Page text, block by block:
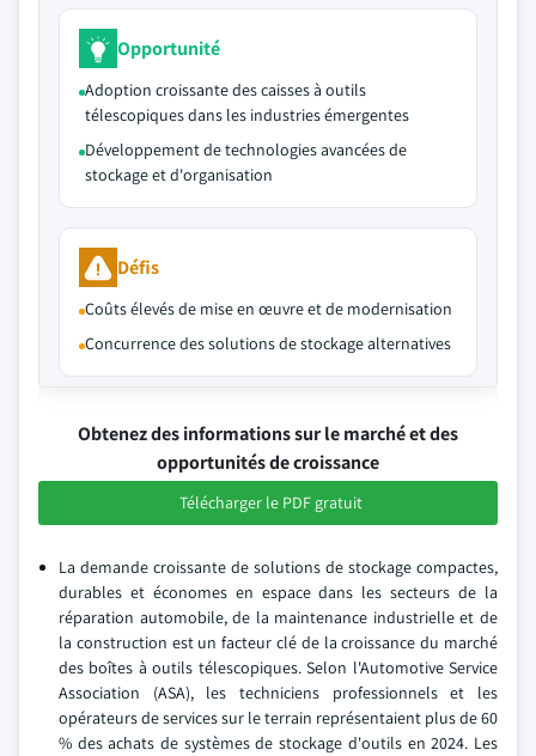
Opportunité
Adoption croissante des caisses à outils
télescopiques dans les industries émergentes
Développement de technologies avancées de
stockage et d'organisation
Défis
Coûts élevés de mise en œuvre et de modernisation
Concurrence des solutions de stockage alternatives
Obtenez des informations sur le marché et des
opportunités de croissance
Télécharger le PDF gratuit
La demande croissante de solutions de stockage compactes,
durables et économes en espace dans les secteurs de la
réparation automobile, de la maintenance industrielle et de
la construction est un facteur clé de la croissance du marché
des boîtes à outils télescopiques. Selon l'Automotive Service
Association (ASA), les techniciens professionnels et les
opérateurs de services sur le terrain représentaient plus de 60
% des achats de systèmes de stockage d'outils en 2024. Les